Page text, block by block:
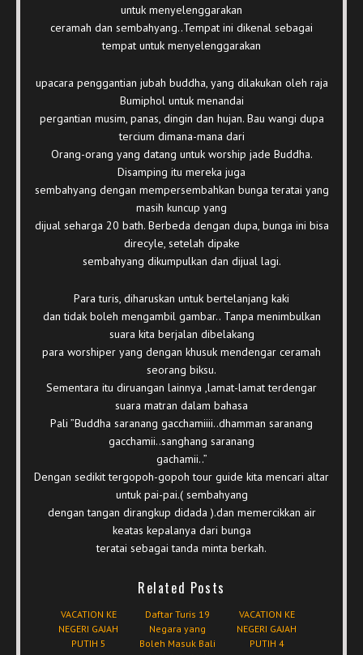
untuk menyelenggarakan
ceramah dan sembahyang..Tempat ini dikenal sebagai
tempat untuk menyelenggarakan
upacara penggantian jubah buddha, yang dilakukan oleh raja
Bumiphol untuk menandai
pergantian musim, panas, dingin dan hujan. Bau wangi dupa
tercium dimana-mana dari
Orang-orang yang datang untuk worship jade Buddha.
Disamping itu mereka juga
sembahyang dengan mempersembahkan bunga teratai yang
masih kuncup yang
dijual seharga 20 bath. Berbeda dengan dupa, bunga ini bisa
direcyle, setelah dipake
sembahyang dikumpulkan dan dijual lagi.
Para turis, diharuskan untuk bertelanjang kaki
dan tidak boleh mengambil gambar.. Tanpa menimbulkan
suara kita berjalan dibelakang
para worshiper yang dengan khusuk mendengar ceramah
seorang biksu.
Sementara itu diruangan lainnya ,lamat-lamat terdengar
suara matran dalam bahasa
Pali ”Buddha saranang gacchamiiii..dhamman saranang
gacchamii..sanghang saranang
gachamii..”
Dengan sedikit tergopoh-gopoh tour guide kita mencari altar
untuk pai-pai.( sembahyang
dengan tangan dirangkup didada ).dan memercikkan air
keatas kepalanya dari bunga
teratai sebagai tanda minta berkah.
Related Posts
VACATION KE
NEGERI GAJAH
PUTIH 5
Daftar Turis 19
Negara yang
Boleh Masuk Bali
VACATION KE
NEGERI GAJAH
PUTIH 4